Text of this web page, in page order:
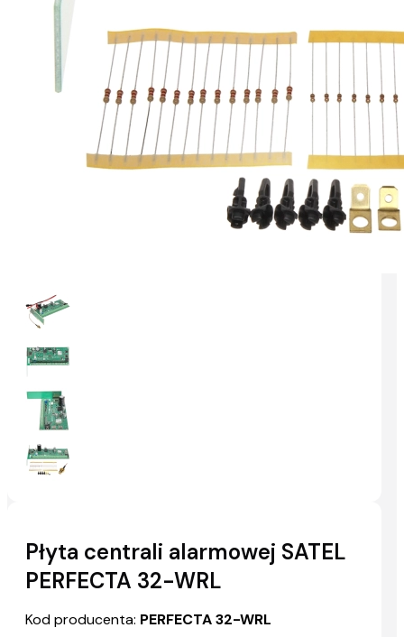
Płyta centrali alarmowej SATEL
PERFECTA 32-WRL
Kod producenta: PERFECTA 32-WRL